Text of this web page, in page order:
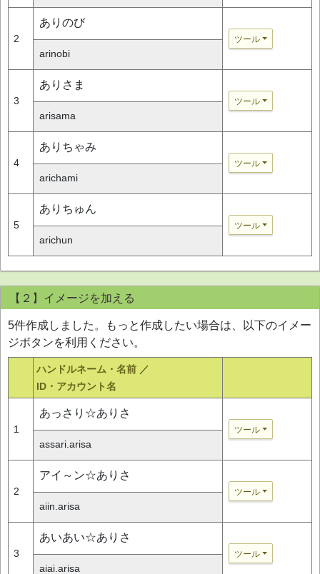
2
ありのび
ツール
arinobi
3
ありさま
ツール
arisama
4
ありちゃみ
ツール
arichami
5
ありちゅん
ツール
arichun
【２】イメージを加える
5件作成しました。もっと作成したい場合は、以下のイメー
ジボタンを利用ください。
ハンドルネーム・名前 ／
ID・アカウント名
1
あっさり☆ありさ
ツール
assari.arisa
2
アイ～ン☆ありさ
ツール
aiin.arisa
3
あいあい☆ありさ
ツール
aiai.arisa